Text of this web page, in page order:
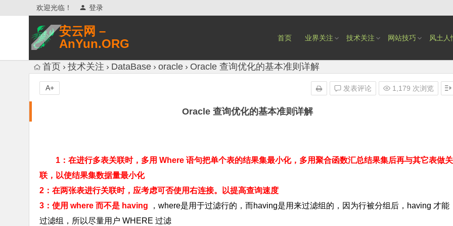
欢迎光临！ 登录
安云网 –
AnYun.ORG
网络安全研究、网络各种猎奇八卦。
首页 业界关注 技术关注 网站技巧 风土人
首页 技术关注 DataBase oracle Oracle 查询优化的基本准则详解
Oracle 查询优化的基本准则详解
发表评论 1,179 次浏览
A+
1：在进行多表关联时，多用 Where 语句把单个表的结果集最小化，多用聚合函数汇总结果集后再与其它表做关
联，以使结果集数据量最小化
2：在两张表进行关联时，应考虑可否使用右连接。以提高查询速度
3：使用 where 而不是 having ，where是用于过滤行的，而having是用来过滤组的，因为行被分组后，having 才能
过滤组，所以尽量用户 WHERE 过滤